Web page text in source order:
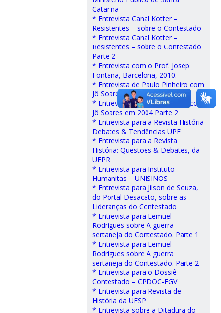
Catarina
* Entrevista Canal Kotter –
Resistentes – sobre o Contestado
* Entrevista Canal Kotter –
Resistentes – sobre o Contestado
Parte 2
* Entrevista com o Prof. Josep
Fontana, Barcelona, 2010.
* Entrevista de Paulo Pinheiro com
Jô Soares em 2004 Parte 1
* Entrevista de Paulo Pinheiro com
Jô Soares em 2004 Parte 2
* Entrevista para a Revista História
Debates & Tendências UPF
* Entrevista para a Revista
História: Questões & Debates, da
UFPR
* Entrevista para Instituto
Humanitas – UNISINOS
* Entrevista para Jilson de Souza,
do Portal Desacato, sobre as
Lideranças do Contestado
* Entrevista para Lemuel
Rodrigues sobre A guerra
sertaneja do Contestado. Parte 1
* Entrevista para Lemuel
Rodrigues sobre A guerra
sertaneja do Contestado. Parte 2
* Entrevista para o Dossiê
Contestado – CPDOC-FGV
* Entrevista para Revista de
História da UESPI
* Entrevista sobre a Ditadura do